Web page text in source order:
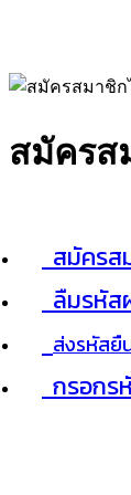
สมัครส
สมัครส
ลืมรหัส
ส่งรหัสยื
กรอกร